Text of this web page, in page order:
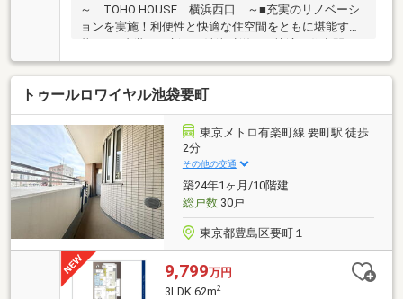
～ TOHO HOUSE 横浜西口 ～■充実のリノベーシ
ョンを実施！利便性と快適な住空間をともに堪能する
暮らし■内装を一新した清潔感溢れる快適な住空間で
新生活をスタート■通勤・通学に便利！複数路線利用
可能な好立地■総タイル張りで重厚感のある佇まい、
オートロック×宅配ボックスで安心の管理体制■各居室
5帖以上、主寝室にはWICを設置した2LDK■一体感のあ
る対面キッチンを採用した12帖超の広々リビング■大
切なペットとの暮らしを叶えます（細則有）ご見学の
ご希望、資料請求、ご質問などなど、お気軽にまずは
お問い合わせください♪【 フリーダイヤル： 0120-
821-930 】
トゥールロワイヤル池袋要町
東京メトロ有楽町線 要町駅 徒歩
2分
その他の交通
築24年1ヶ月/10階建
総戸数30戸
東京都豊島区要町１
9,799万円
3LDK 62m2